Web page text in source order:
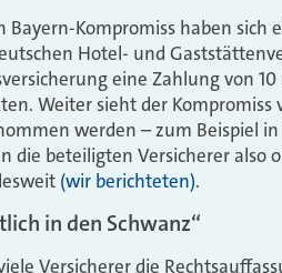
Kompromiss haben sich
Hotel- und
eine Zahlung von 10
Weiter sieht der Kompromiss
werden – zum Beispiel in
die beteiligten Versicherer also
(wir berichteten).
in den Schwanz“
Versicherer die